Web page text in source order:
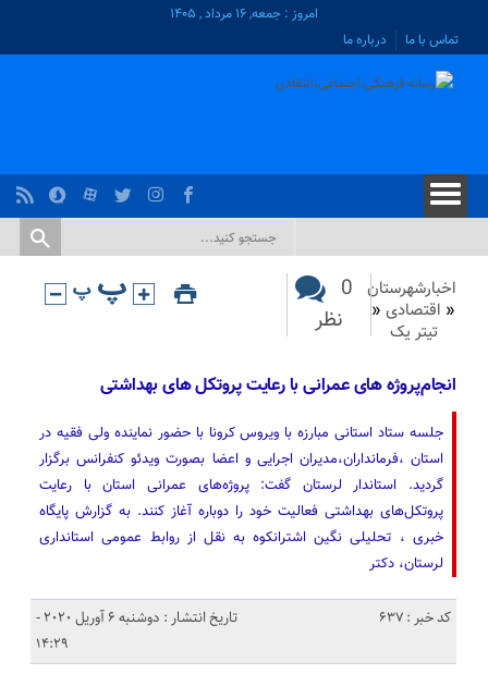
امروز : جمعه, ۱۶ مرداد , ۱۴۰۵
تماس با ما
درباره ما
اخبارشهرستان
« اقتصادی «
تیتر یک
0
نظر
انجام‌پروژه های عمرانی با رعایت پروتکل های بهداشتی
جلسه ستاد استانی مبارزه با ویروس کرونا با حضور نماینده ولی فقیه در
استان ،فرمانداران،مدیران اجرایی و اعضا بصورت ویدئو کنفرانس برگزار
گردید. استاندار لرستان گفت: پروژه‌های عمرانی استان با رعایت
پروتکل‌های بهداشتی فعالیت خود را دوباره آغاز کنند. به گزارش پایگاه
خبری ، تحلیلی نگین اشترانکوه به نقل از روابط عمومی استانداری
لرستان، دکتر
کد خبر : 637
تاریخ انتشار : دوشنبه 6 آوریل 2020 -
14:29